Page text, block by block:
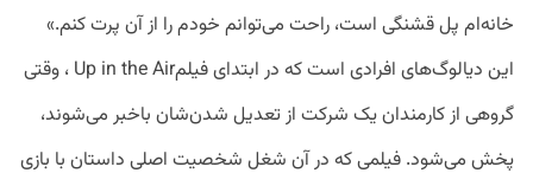
خانه‌ام پل قشنگی است، راحت می‌توانم خودم را از آن پرت کنم.»
این دیالوگ‌های افرادی است که در ابتدای فیلمUp in the Air ، وقتی
گروهی از کارمندان یک شرکت از تعدیل شدن‌شان باخبر می‌شوند،
پخش می‌شود. فیلمی که در آن شغل شخصیت اصلی داستان با بازی